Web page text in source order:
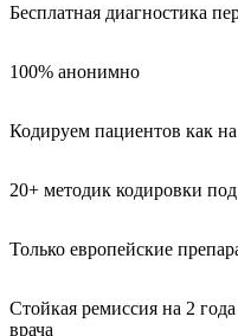
Бесплатная диагностика
100% анонимно
Кодируем пациентов как
20+ методик кодировки
Только европейские
Стойкая ремиссия на 2
врача